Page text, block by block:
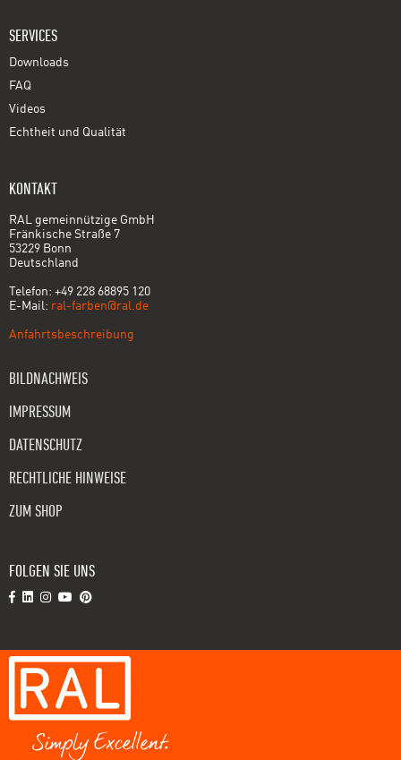
SERVICES
Downloads
FAQ
Videos
Echtheit und Qualität
KONTAKT
RAL gemeinnützige GmbH
Fränkische Straße 7
53229 Bonn
Deutschland
Telefon: +49 228 68895 120
E-Mail: ral-farben@ral.de
Anfahrtsbeschreibung
BILDNACHWEIS
IMPRESSUM
DATENSCHUTZ
RECHTLICHE HINWEISE
ZUM SHOP
FOLGEN SIE UNS